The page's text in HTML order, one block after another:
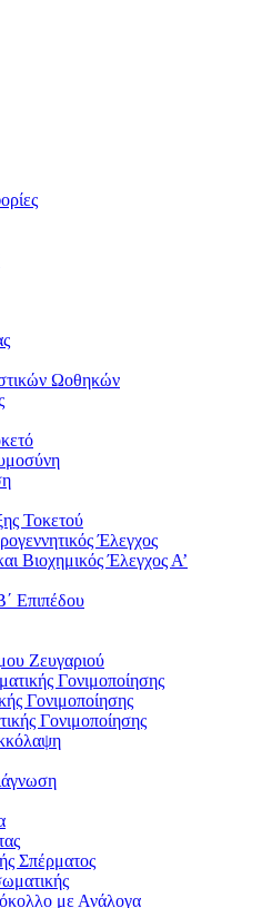
Ωοθηκών
Τοκετού
Έλεγχος
Βιοχημικός Έλεγχος Α’
Επιπέδου
Ζευγαριού
Γονιμοποίησης
Γονιμοποίησης
Γονιμοποίησης
Σπέρματος
με Ανάλογα